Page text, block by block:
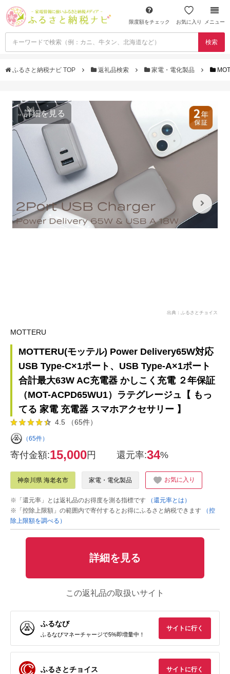
限度額をチェック お気に入り メニュー
検索
ふるさと納税ナビ TOP 返礼品検索 家電・電化製品
詳細を見る
出典：ふるさとチョイス
MOTTERU
MOTTERU(モッテル) Power Delivery65W対応
USB Type-C×1ポート、USB Type-A×1ポート
合計最大63W AC充電器 かしこく充電 ２年保証
（MOT-ACPD65WU1）ラテグレージュ【 もっ
てる 家電 充電器 スマホアクセサリー 】
4.5 （65件）
（65件）
寄付金額:15,000円 還元率:34%
神奈川県 海老名市 家電・電化製品 お気に入り
※「還元率」とは返礼品のお得度を測る指標です
（還元率とは）
※「控除上限額」の範囲内で寄付するとお得にふるさと納税できます
（控
除上限額を調べる）
詳細を見る
この返礼品の取扱いサイト
ふるなび
ふるなびマネーチャージで5%即増量中！
サイトに行く
ふるさとチョイス サイトに行く